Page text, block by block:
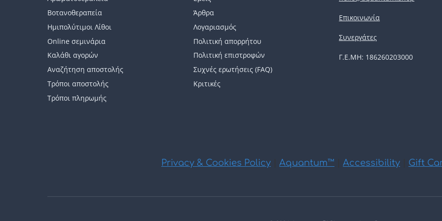
Βοτανοθεραπεία
Ημιπολύτιμοι Λίθοι
Online σεμινάρια
Καλάθι αγορών
Αναζήτηση αποστολής
Τρόποι αποστολής
Τρόποι πληρωμής
Άρθρα
Λογαριασμός
Πολιτική απορρήτου
Πολιτική επιστροφών
Συχνές ερωτήσεις (FAQ)
Κριτικές
Επικοινωνία
Συνεργάτες
Γ.Ε.ΜΗ: 186260203000
Privacy & Cookies Policy Aquantum™ Accessibility Gift